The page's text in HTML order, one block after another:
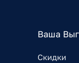
Ваша
Скидки